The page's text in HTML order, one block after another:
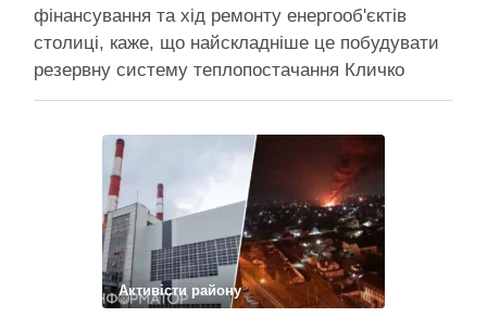
фінансування та хід ремонту енергооб'єктів
столиці, каже, що найскладніше це побудувати
резервну систему теплопостачання Кличко
розповів про виконання Плану стійкості Києва на
пошкоджених енергооб’єктів на 65%, а на
потреби Плану стійкості столиця залучила
понад 10 млрд грн, …
Поділитися у соцмережах:
Активісти району